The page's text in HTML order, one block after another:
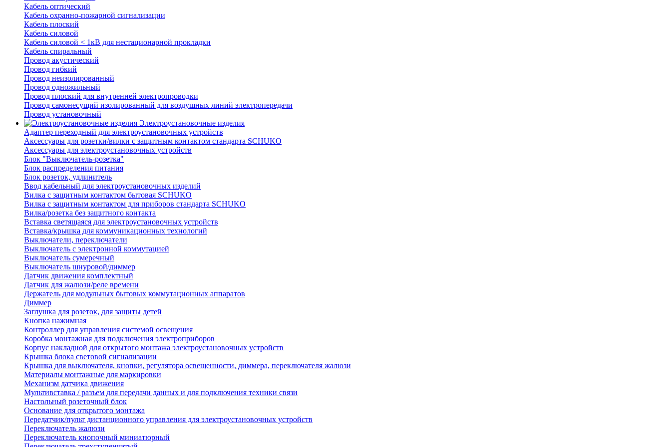
Кабель оптический
Кабель охранно-пожарной сигнализации
Кабель плоский
Кабель силовой
Кабель силовой < 1кВ для нестационарной прокладки
Кабель спиральный
Провод акустический
Провод гибкий
Провод неизолированный
Провод одножильный
Провод плоский для внутренней электропроводки
Провод самонесущий изолированный для воздушных линий электропередачи
Провод установочный
Электроустановочные изделия
Адаптер переходный для электроустановочных устройств
Аксессуары для розетки/вилки с защитным контактом стандарта SCHUKO
Аксессуары для электроустановочных устройств
Блок "Выключатель-розетка"
Блок распределения питания
Блок розеток, удлинитель
Ввод кабельный для электроустановочных изделий
Вилка с защитным контактом бытовая SCHUKO
Вилка с защитным контактом для приборов стандарта SCHUKO
Вилка/розетка без защитного контакта
Вставка светящаяся для электроустановочных устройств
Вставка/крышка для коммуникационных технологий
Выключатели, переключатели
Выключатель с электронной коммутацией
Выключатель сумеречный
Выключатель шнуровой/диммер
Датчик движения комплектный
Датчик для жалюзи/реле времени
Держатель для модульных бытовых коммутационных аппаратов
Диммер
Заглушка для розеток, для защиты детей
Кнопка нажимная
Контроллер для управления системой освещения
Коробка монтажная для подключения электроприборов
Корпус накладной для открытого монтажа электроустановочных устройств
Крышка блока световой сигнализации
Крышка для выключателя, кнопки, регулятора освещенности, диммера, переключателя жалюзи
Материалы монтажные для маркировки
Механизм датчика движения
Мультивставка / разъем для передачи данных и для подключения техники связи
Настольный розеточный блок
Основание для открытого монтажа
Передатчик/пульт дистанционного управления для электроустановочных устройств
Переключатель жалюзи
Переключатель кнопочный миниатюрный